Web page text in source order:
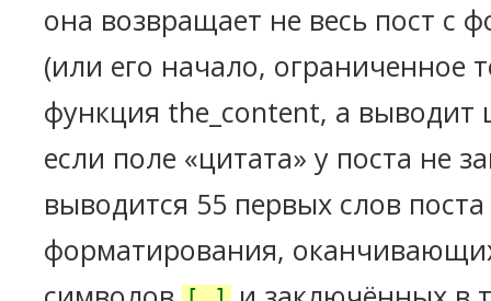
она возвращает не весь пост с
(или его начало, ограниченное
функция the_content, а выводит
если поле «цитата» у поста не
выводится 55 первых слов поста
форматирования,